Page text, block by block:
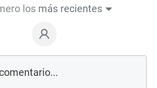
los más recientes